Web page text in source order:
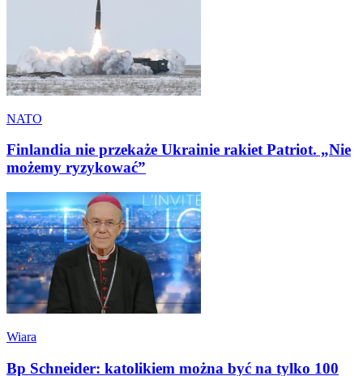
NATO
Finlandia nie przekaże Ukrainie rakiet Patriot. „Nie
możemy ryzykować”
Wiara
Bp Schneider: katolikiem można być na tylko 100